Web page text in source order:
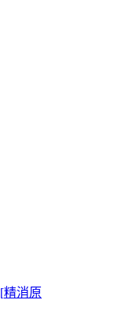
[精消原